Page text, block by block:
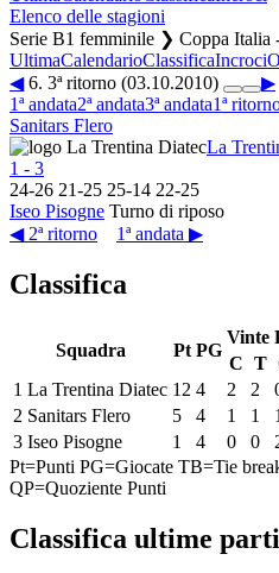
Elenco delle stagioni
Serie B1 femminile ❯ Coppa Italia
UltimaCalendarioClassificaIncroci
◀6. 3ª ritorno (03.10.2010)
▶
1ª andata2ª andata3ª andata1ª
Sanitars Flero
La
1 - 3
24-26 21-25 25-14 22-25
Iseo Pisogne Turno di riposo
◀ 2ª ritorno
1ª andata ▶
Classifica
Squadra Pt PG
Vinte
C T
1 La Trentina Diatec 12 4 2 2
2 Sanitars Flero 5 4 1 1
3 Iseo Pisogne 1 4 0 0
Pt=Punti PG=Giocate TB=Tie
QP=Quoziente Punti
Classifica ultime